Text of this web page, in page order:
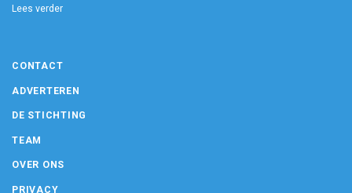
Lees verder
CONTACT
ADVERTEREN
DE STICHTING
TEAM
OVER ONS
PRIVACY